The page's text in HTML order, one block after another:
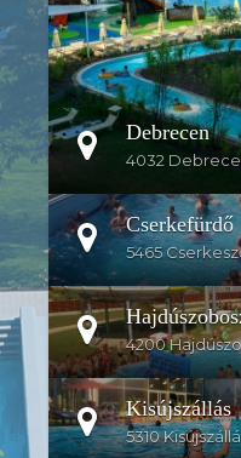
Debrecen
4032
Cserkefürdő
5465
4200
Kisújszállás
5310